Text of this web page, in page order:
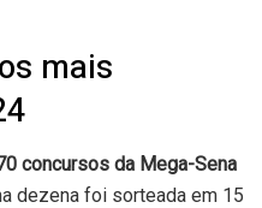
mais
concursos da Mega-Sena
dezena foi sorteada em 15